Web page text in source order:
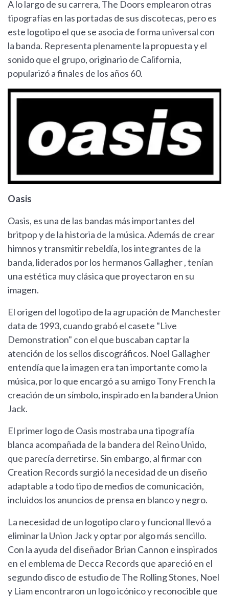
A lo largo de su carrera, The Doors emplearon otras
tipografías en las portadas de sus discotecas, pero es
este logotipo el que se asocia de forma universal con
la banda. Representa plenamente la propuesta y el
sonido que el grupo, originario de California,
popularizó a finales de los años 60.
Oasis
Oasis, es una de las bandas más importantes del
britpop y de la historia de la música. Además de crear
himnos y transmitir rebeldía, los integrantes de la
banda, liderados por los hermanos Gallagher , tenían
una estética muy clásica que proyectaron en su
imagen.
El origen del logotipo de la agrupación de Manchester
data de 1993, cuando grabó el casete "Live
Demonstration" con el que buscaban captar la
atención de los sellos discográficos. Noel Gallagher
entendía que la imagen era tan importante como la
música, por lo que encargó a su amigo Tony French la
creación de un símbolo, inspirado en la bandera Union
Jack.
El primer logo de Oasis mostraba una tipografía
blanca acompañada de la bandera del Reino Unido,
que parecía derretirse. Sin embargo, al firmar con
Creation Records surgió la necesidad de un diseño
adaptable a todo tipo de medios de comunicación,
incluidos los anuncios de prensa en blanco y negro.
La necesidad de un logotipo claro y funcional llevó a
eliminar la Union Jack y optar por algo más sencillo.
Con la ayuda del diseñador Brian Cannon e inspirados
en el emblema de Decca Records que apareció en el
segundo disco de estudio de The Rolling Stones, Noel
y Liam encontraron un logo icónico y reconocible que